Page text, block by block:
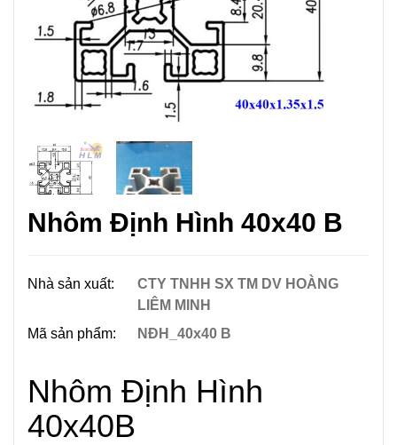
Nhôm Định Hình 40x40 B
Nhà sản xuất:
CTY TNHH SX TM DV HOÀNG
LIÊM MINH
Mã sản phẩm:
NĐH_40x40 B
Nhôm Định Hình
40x40B